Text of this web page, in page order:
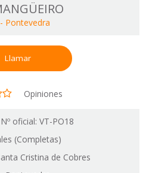
- Pontevedra
Llamar
Opiniones
oficial: VT-PO18
(Completas)
Cristina de Cobres